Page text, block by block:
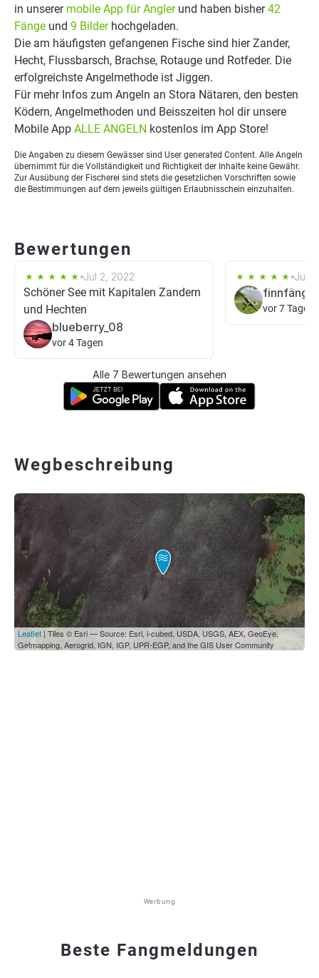
in unserer mobile App für Anglerund haben bisher42
Fänge und 9 Bilderhochgeladen.
Die am häufigsten gefangenen Fische sind hier Zander,
Hecht, Flussbarsch, Brachse, Rotauge und Rotfeder. Die
erfolgreichste Angelmethode ist Jiggen.
Für mehr Infos zum Angeln an Stora Nätaren, den besten
Ködern, Angelmethoden und Beisszeiten hol dir unsere
Mobile App ALLE ANGELN kostenlos im App Store!
Die Angaben zu diesem Gewässer sind User generated Content. Alle Angeln
übernimmt für die Vollständigkeit und Richtigkeit der Inhalte keine Gewähr.
Zur Ausübung der Fischerei sind stets die gesetzlichen Vorschriften sowie
die Bestimmungen auf dem jeweils gültigen Erlaubnisschein einzuhalten.
Bewertungen
Jul 2, 2022
Schöner See mit Kapitalen Zandern
und Hechten
blueberry_08
vor 4 Tagen
Jul
vor 7 Tagen
Alle 7 Bewertungen ansehen
Wegbeschreibung
Leaflet | Tiles © Esri — Source: Esri, i-cubed, USDA, USGS, AEX, GeoEye,
Getmapping, Aerogrid, IGN, IGP, UPR-EGP, and the GIS User Community
Werbung
Beste Fangmeldungen